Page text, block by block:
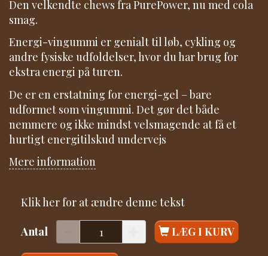
Den velkendte chews fra PurePower, nu med cola
smag.
Energi-vingummi er genialt til løb, cykling og
andre fysiske udfoldelser, hvor du har brug for
ekstra energi på turen.
De er en erstatning for energi-gel – bare
udformet som vingummi. Det gør det både
nemmere og ikke mindst velsmagende at få et
hurtigt energitilskud undervejs
Mere information
Klik her for at ændre denne tekst
Antal LÆG I KURV